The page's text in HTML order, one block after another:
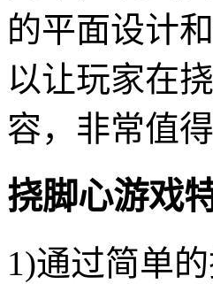
的平面设计
以让玩家在
容，非常值
挠脚心游戏
1)通过简单